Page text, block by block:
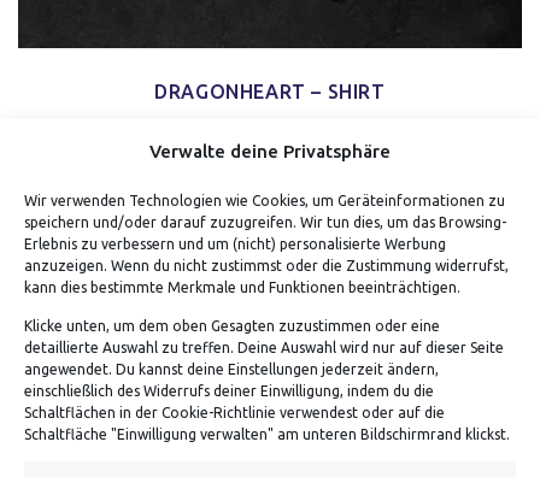
Verwalte deine Privatsphäre
Wir verwenden Technologien wie Cookies, um Geräteinformationen zu
speichern und/oder darauf zuzugreifen. Wir tun dies, um das Browsing-
Erlebnis zu verbessern und um (nicht) personalisierte Werbung
anzuzeigen. Wenn du nicht zustimmst oder die Zustimmung widerrufst,
kann dies bestimmte Merkmale und Funktionen beeinträchtigen.
Klicke unten, um dem oben Gesagten zuzustimmen oder eine
detaillierte Auswahl zu treffen. Deine Auswahl wird nur auf dieser Seite
angewendet. Du kannst deine Einstellungen jederzeit ändern,
einschließlich des Widerrufs deiner Einwilligung, indem du die
Schaltflächen in der Cookie-Richtlinie verwendest oder auf die
Schaltfläche "Einwilligung verwalten" am unteren Bildschirmrand klickst.
DRAGONHEART – SHIRT
ADRESSE
Von Tiling GmbH